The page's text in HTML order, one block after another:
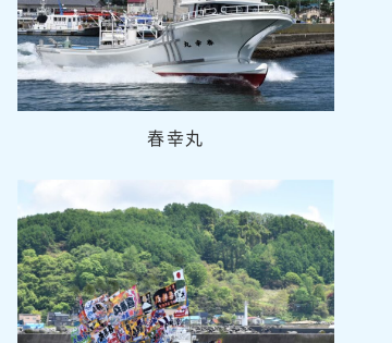
春幸丸